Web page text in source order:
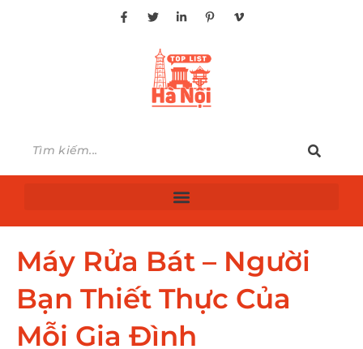
Máy Rửa Bát – Người
Bạn Thiết Thực Của
Mỗi Gia Đình